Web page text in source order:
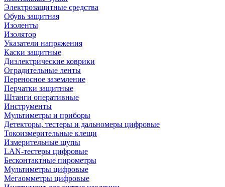
Электрозащитные средства
Обувь защитная
Изоленты
Изолятор
Указатели напряжения
Каски защитные
Диэлектрические коврики
Оградительные ленты
Переносное заземление
Перчатки защитные
Штанги оперативные
Инструменты
Мультиметры и приборы
Детекторы, тестеры и дальномеры цифровые
Токоизмерительные клещи
Измерительные щупы
LAN-тестеры цифровые
Бесконтактные пирометры
Мультиметры цифровые
Мегаомметры цифровые